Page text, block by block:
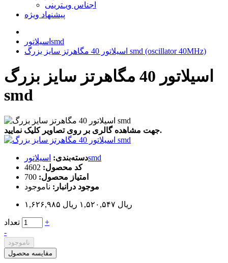
اجناس ویـترینی
پیشنهاد ویژه
اسیلاتورsmd
اسیلاتور 40 مگاهرتز سایز بزرگ smd (oscillator 40MHz)
اسیلاتور 40 مگاهرتز سایز بزرگ
smd
جهت مشاهده گالری بر روی تصاویر کلیک نمایید.
دسته‌بندی:اسیلاتورsmd
کد محصول: 4602
امتیاز محصول: 700
موجود درانبار: ناموجود
۱,۶۲۶,۹۸۵ ریال ۱,۵۲۰,۵۴۷ ریال
تعداد
+
-
ناموجود
مقایسه محصول